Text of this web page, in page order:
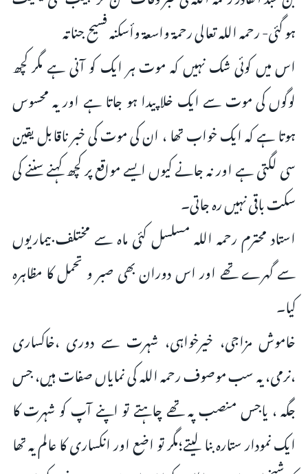
ہو گئی- رحمه الله تعالى رحمة واسعة وأسكنه فسيح جناته
اس میں کوئی شک نہیں کہ موت ہر ایک کو آنی ہے مگر کچھ
لوگوں کی موت سے ایک خلا پیدا ہو جاتا ہے اور یہ محسوس
ہوتا ہے کہ ایک خواب تھا ، ان کی موت کی خبر ناقابل یقین
سی لگتی ہے اور نہ جانے کیوں ایسے مواقع پر کچھ کہنے سننے کی
سکت باقی نہیں رہ جاتی۔
استاد محترم رحمہ اللہ مسلسل کئی ماہ سے مختلف بیماریوں
سے گهرے تھے اور اس دوران بھی صبر و تحمل کا مظاہرہ
کیا۔
خاموش مزاجی، خیرخواہی، شہرت سے دوری ،خاکساری
،نرمی، یہ سب موصوف رحمہ اللہ کی نمایاں صفات ہیں، جس
جگہ ، ياجس منصب پہ تھے چاہتے تو اپنے آپ کو شہرت کا
ایک نمودار ستارہ بنا لیتے؛مگر تو اضع اور انکساری کا عالم یہ تھا